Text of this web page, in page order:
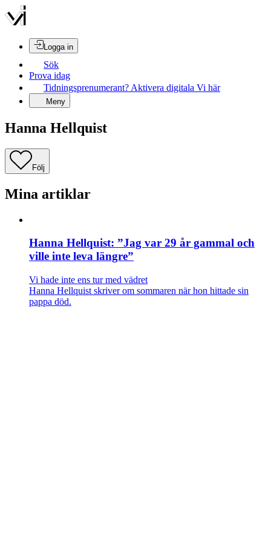
Logga in
Sök
Prova idag
Tidningsprenumerant? Aktivera digitala Vi här
Meny
Hanna Hellquist
Följ
Mina artiklar
Hanna Hellquist: ”Jag var 29 år gammal och
ville inte leva längre”
Vi hade inte ens tur med vädret
Hanna Hellquist skriver om sommaren när hon hittade sin
pappa död.